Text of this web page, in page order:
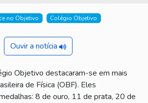
no Objetivo Colégio Objetivo
Ouvir a notícia
Objetivo destacaram-se em mais
de Física (OBF). Eles
8 de ouro, 11 de prata, 20 de